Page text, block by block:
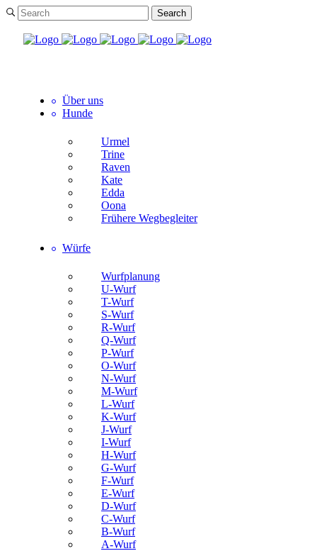
Über uns
Hunde
Urmel
Trine
Raven
Kate
Edda
Oona
Frühere Wegbegleiter
Würfe
Wurfplanung
U-Wurf
T-Wurf
S-Wurf
R-Wurf
Q-Wurf
P-Wurf
O-Wurf
N-Wurf
M-Wurf
L-Wurf
K-Wurf
J-Wurf
I-Wurf
H-Wurf
G-Wurf
F-Wurf
E-Wurf
D-Wurf
C-Wurf
B-Wurf
A-Wurf